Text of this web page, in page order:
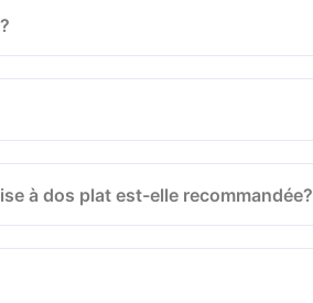
à dos plat est-elle recommandée?